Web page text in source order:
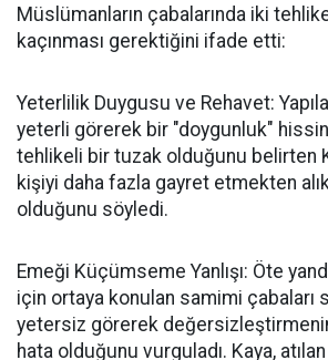
Müslümanların çabalarında iki
kaçınması gerektiğini ifade etti:
Yeterlilik Duygusu ve Rehavet:
yeterli görerek bir "doygunluk"
tehlikeli bir tuzak olduğunu belirten
kişiyi daha fazla gayret etmekten
olduğunu söyledi.
Emeği Küçümseme Yanlışı: Öte
için ortaya konulan samimi çabaları
yetersiz görerek
hata olduğunu vurguladı. Kaya, atılan